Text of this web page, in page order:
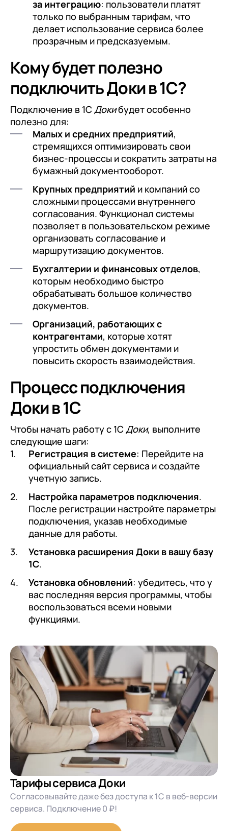
за интеграцию: пользователи платят
только по выбранным тарифам, что
делает использование сервиса более
прозрачным и предсказуемым.
Кому будет полезно
подключить Доки в 1С?
Подключение в 1С Докибудет особенно
полезно для:
Малых и средних предприятий,
стремящихся оптимизировать свои
бизнес-процессы и сократить затраты на
бумажный документооборот.
Крупных предприятий и компаний со
сложными процессами внутреннего
согласования. Функционал системы
позволяет в пользовательском режиме
организовать согласование и
маршрутизацию документов.
Бухгалтерии и финансовых отделов,
которым необходимо быстро
обрабатывать большое количество
документов.
Организаций, работающих с
контрагентами, которые хотят
упростить обмен документами и
повысить скорость взаимодействия.
Процесс подключения
Доки в 1С
Чтобы начать работу с 1С Доки, выполните
следующие шаги:
Регистрация в системе: Перейдите на
официальный сайт сервиса и создайте
учетную запись.
Настройка параметров подключения.
После регистрации настройте параметры
подключения, указав необходимые
данные для работы.
Установка расширения Доки в вашу базу
1С.
Установка обновлений: убедитесь, что у
вас последняя версия программы, чтобы
воспользоваться всеми новыми
функциями.
Тарифы сервиса Доки
Согласовывайте даже без доступа к 1С в веб-версии
сервиса. Подключение 0 ₽!